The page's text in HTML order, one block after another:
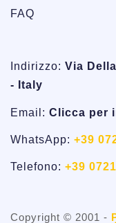
FAQ
Indirizzo: Via
- Italy
Email: Clicca per
WhatsApp: +39
Telefono: +39
Copyright © 2001 -